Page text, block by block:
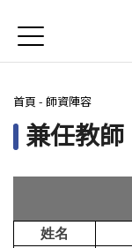
首頁
最新消息
招生訊息
教學環境
您在這裡
首頁 - 師資陣容
兼任教師
姓名